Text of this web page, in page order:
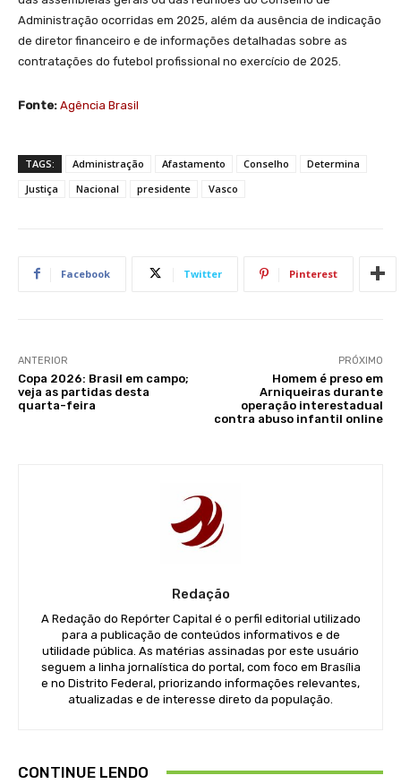
Administração ocorridas em 2025, além da ausência de indicação
de diretor financeiro e de informações detalhadas sobre as
contratações do futebol profissional no exercício de 2025.
Fonte: Agência Brasil
TAGS: Administração Afastamento Conselho
Determina
Justiça
Nacional presidente Vasco
Facebook Twitter Pinterest
ANTERIOR
Copa 2026: Brasil em campo;
veja as partidas desta
quarta-feira
PRÓXIMO
Homem é preso em
Arniqueiras durante
operação interestadual
contra abuso infantil online
Redação
A Redação do Repórter Capital é o perfil editorial utilizado
para a publicação de conteúdos informativos e de
utilidade pública. As matérias assinadas por este usuário
seguem a linha jornalística do portal, com foco em Brasília
e no Distrito Federal, priorizando informações relevantes,
atualizadas e de interesse direto da população.
CONTINUE LENDO